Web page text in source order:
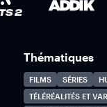
Thématiques
FILMS SÉRIES
TÉLÉRÉALITÉS ET